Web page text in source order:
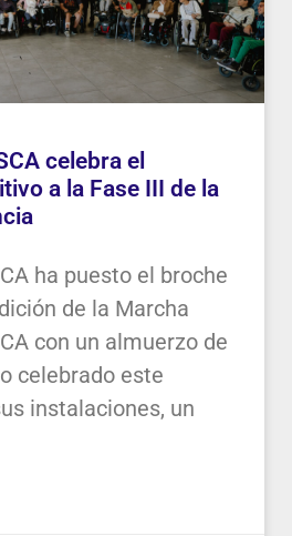
celebra el
a la Fase III de la
ha puesto el broche
de la Marcha
con un almuerzo de
celebrado este
instalaciones, un